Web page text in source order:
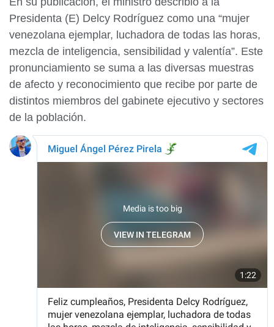
Presidenta (E) Delcy Rodríguez como una “mujer
venezolana ejemplar, luchadora de todas las horas,
mezcla de inteligencia, sensibilidad y valentía”. Este
pronunciamiento se suma a las diversas muestras
de afecto y reconocimiento que recibe por parte de
distintos miembros del gabinete ejecutivo y sectores
de la población.